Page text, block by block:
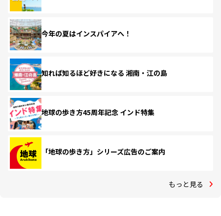
今年の夏はインスパイアへ！
知れば知るほど好きになる 湘南・江の島
地球の歩き方45周年記念 インド特集
「地球の歩き方」シリーズ広告のご案内
もっと見る